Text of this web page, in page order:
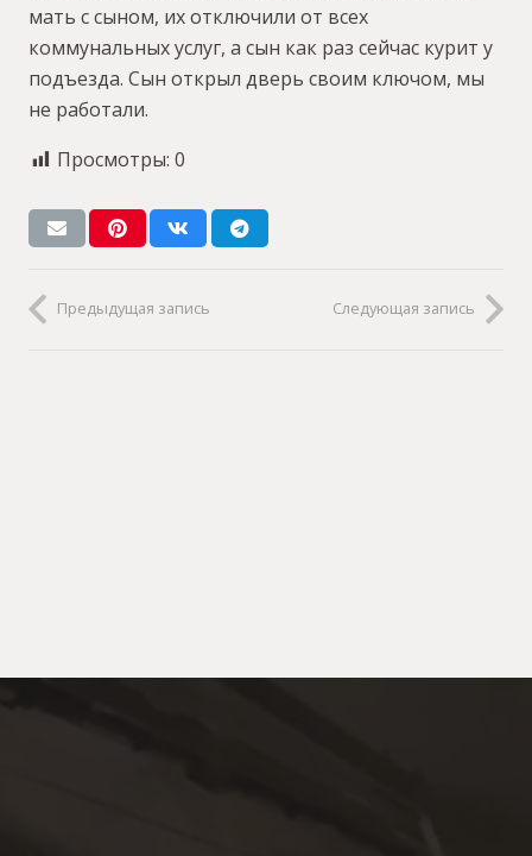
мать с сыном, их отключили от всех
коммунальных услуг, а сын как раз сейчас курит у
подъезда. Сын открыл дверь своим ключом, мы
не работали.
Просмотры: 0
Предыдущая запись Следующая запись